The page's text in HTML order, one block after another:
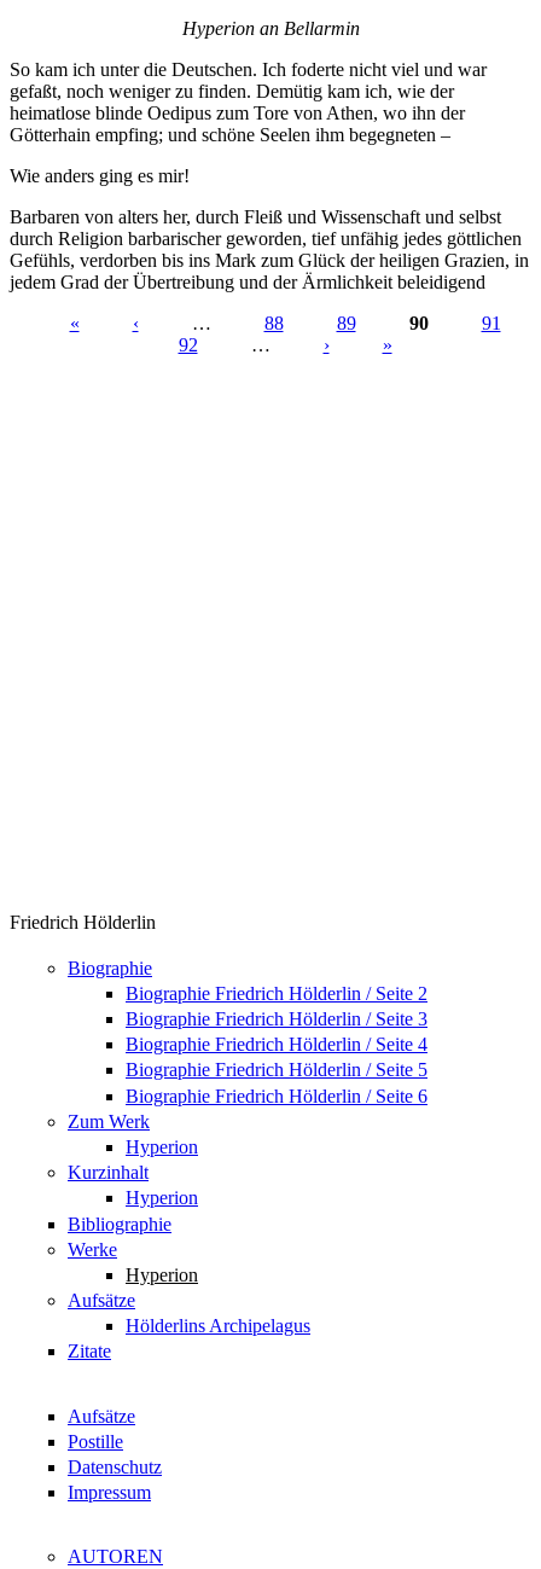
Hyperion an Bellarmin
So kam ich unter die Deutschen. Ich foderte nicht viel und war
gefaßt, noch weniger zu finden. Demü­tig kam ich, wie der
heimatlose blinde Oedipus zum Tore von Athen, wo ihn der
Götterhain empfing; und schöne Seelen ihm begegneten –
Wie anders ging es mir!
Barbaren von alters her, durch Fleiß und Wissen­schaft und selbst
durch Religion barbarischer gewor­den, tief unfähig jedes göttlichen
Gefühls, verdorben bis ins Mark zum Glück der heiligen Grazien, in
jedem Grad der Übertreibung und der Ärmlichkeit beleidigend
« ‹ … 88 89 90
91
92
… › »
Friedrich Hölderlin
Biographie
Biographie Friedrich Hölderlin / Seite 2
Biographie Friedrich Hölderlin / Seite 3
Biographie Friedrich Hölderlin / Seite 4
Biographie Friedrich Hölderlin / Seite 5
Biographie Friedrich Hölderlin / Seite 6
Zum Werk
Hyperion
Kurzinhalt
Hyperion
Bibliographie
Werke
Hyperion
Aufsätze
Hölderlins Archipelagus
Zitate
Aufsätze
Postille
Datenschutz
Impressum
AUTOREN